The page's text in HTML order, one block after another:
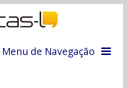
Menu de Navegação